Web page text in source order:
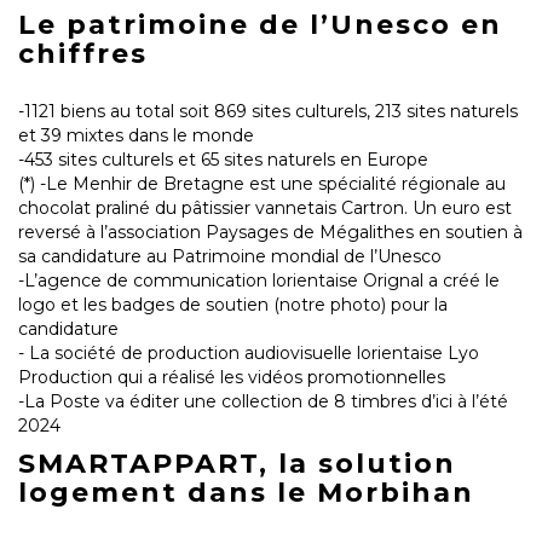
Le patrimoine de l’Unesco en
chiffres
-1121 biens au total soit 869 sites culturels, 213 sites naturels
et 39 mixtes dans le monde
-453 sites culturels et 65 sites naturels en Europe
(*) -Le Menhir de Bretagne est une spécialité régionale au
chocolat praliné du pâtissier vannetais Cartron. Un euro est
reversé à l’association Paysages de Mégalithes en soutien à
sa candidature au Patrimoine mondial de l’Unesco
-L’agence de communication lorientaise Orignal a créé le
logo et les badges de soutien (notre photo) pour la
candidature
- La société de production audiovisuelle lorientaise Lyo
Production qui a réalisé les vidéos promotionnelles
-La Poste va éditer une collection de 8 timbres d’ici à l’été
2024
SMARTAPPART, la solution
logement dans le Morbihan